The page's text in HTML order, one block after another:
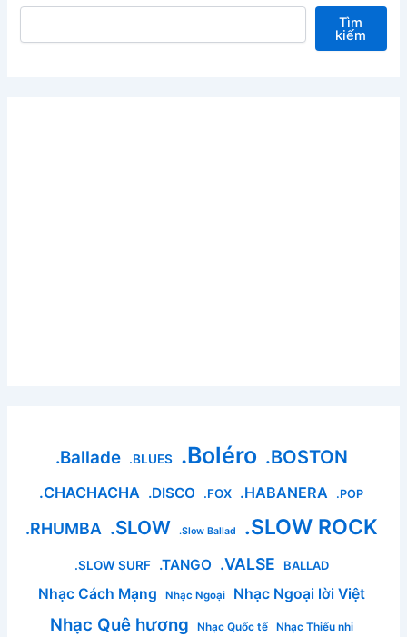
Tìm kiếm Tìm
kiếm
.Ballade .BLUES .Boléro .BOSTON
.CHACHACHA .DISCO .FOX .HABANERA .POP
.RHUMBA .SLOW .Slow Ballad .SLOW ROCK
.SLOW SURF .TANGO .VALSE BALLAD
Nhạc Cách Mạng Nhạc Ngoại Nhạc Ngoại lời Việt
Nhạc Quê hương Nhạc Quốc tế Nhạc Thiếu nhi